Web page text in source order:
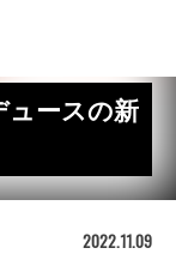
ュースの新
2022.11.09